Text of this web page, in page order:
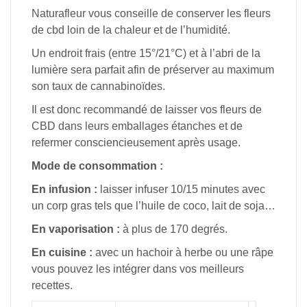
Naturafleur vous conseille de conserver les fleurs
de cbd loin de la chaleur et de l’humidité.
Un endroit frais (entre 15°/21°C) et à l’abri de la
lumière sera parfait afin de préserver au maximum
son taux de cannabinoïdes.
Il est donc recommandé de laisser vos fleurs de
CBD dans leurs emballages étanches et de
refermer consciencieusement après usage.
Mode de consommation :
En infusion : laisser infuser 10/15 minutes avec
un corp gras tels que l’huile de coco, lait de soja…
En vaporisation : à plus de 170 degrés.
En cuisine : avec un hachoir à herbe ou une râpe
vous pouvez les intégrer dans vos meilleurs
recettes.